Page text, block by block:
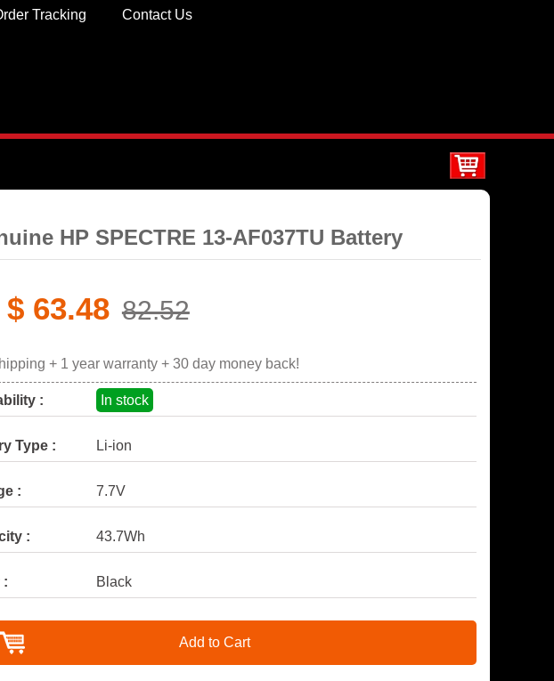
Contact Us
Tracking
HP SPECTRE 13-AF037TU Battery
$ 63.48 82.52
+ 1 year warranty + 30 day money back!
: In stock
Type : Li-ion
: 7.7V
: 43.7Wh
: Black
Add to Cart